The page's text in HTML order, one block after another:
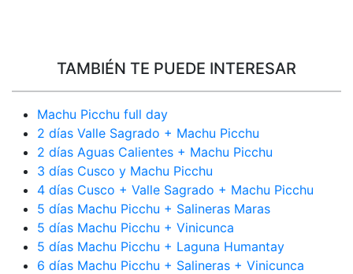
TAMBIÉN TE PUEDE INTERESAR
Machu Picchu full day
2 días Valle Sagrado + Machu Picchu
2 días Aguas Calientes + Machu Picchu
3 días Cusco y Machu Picchu
4 días Cusco + Valle Sagrado + Machu Picchu
5 días Machu Picchu + Salineras Maras
5 días Machu Picchu + Vinicunca
5 días Machu Picchu + Laguna Humantay
6 días Machu Picchu + Salineras + Vinicunca